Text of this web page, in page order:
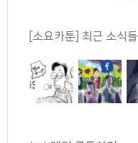
[소요카툰] 최근 소식들